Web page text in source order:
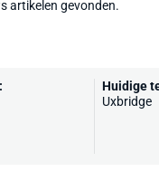
artikelen gevonden.
Huidige
Uxbridge